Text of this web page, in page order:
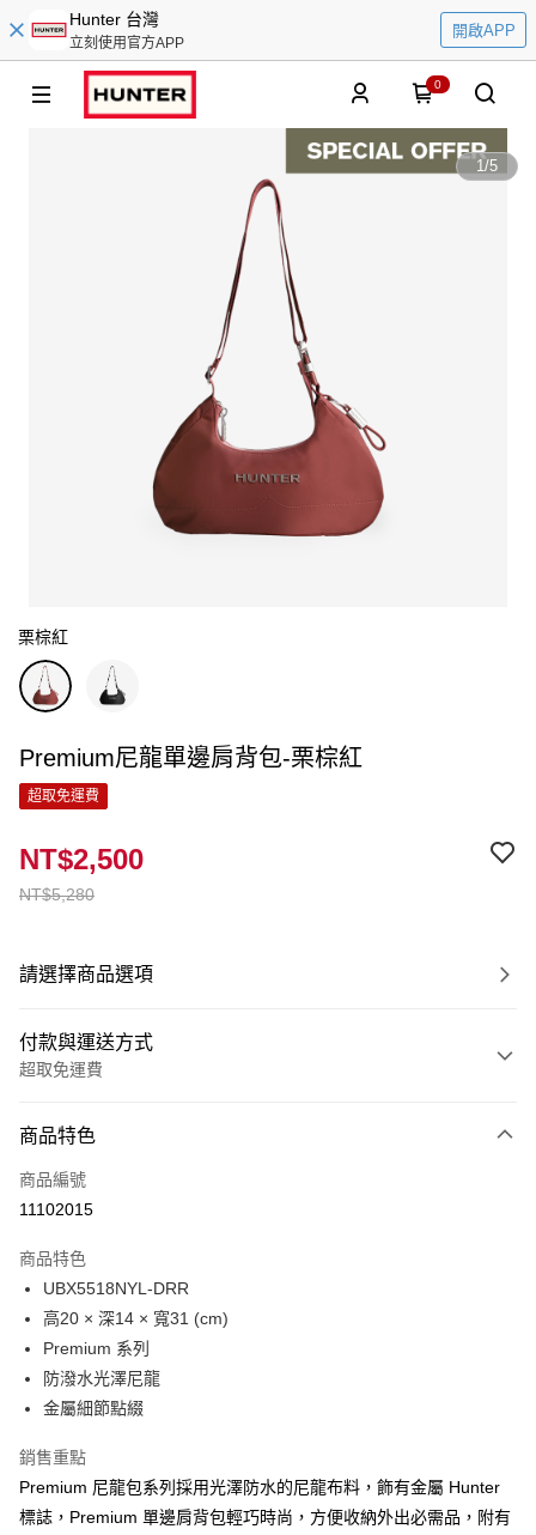
Hunter 台灣
立刻使用官方APP
開啟APP
0
1/5
栗棕紅
Premium尼龍單邊肩背包-栗棕紅
超取免運費
NT$5,280
NT$2,500
請選擇商品選項
付款與運送方式
超取免運費
信用卡一次付款
LINE Pay
Google Pay
貨到付款
運送方式
免運費
付款後萊爾富取貨
商品特色
商品編號
11102015
商品特色
UBX5518NYL-DRR
高20 × 深14 × 寬31 (cm)
Premium 系列
防潑水光澤尼龍
金屬細節點綴
銷售重點
Premium 尼龍包系列採用光澤防水的尼龍布料，飾有金屬 Hunter
標誌，Premium 單邊肩背包輕巧時尚，方便收納外出必需品，附有